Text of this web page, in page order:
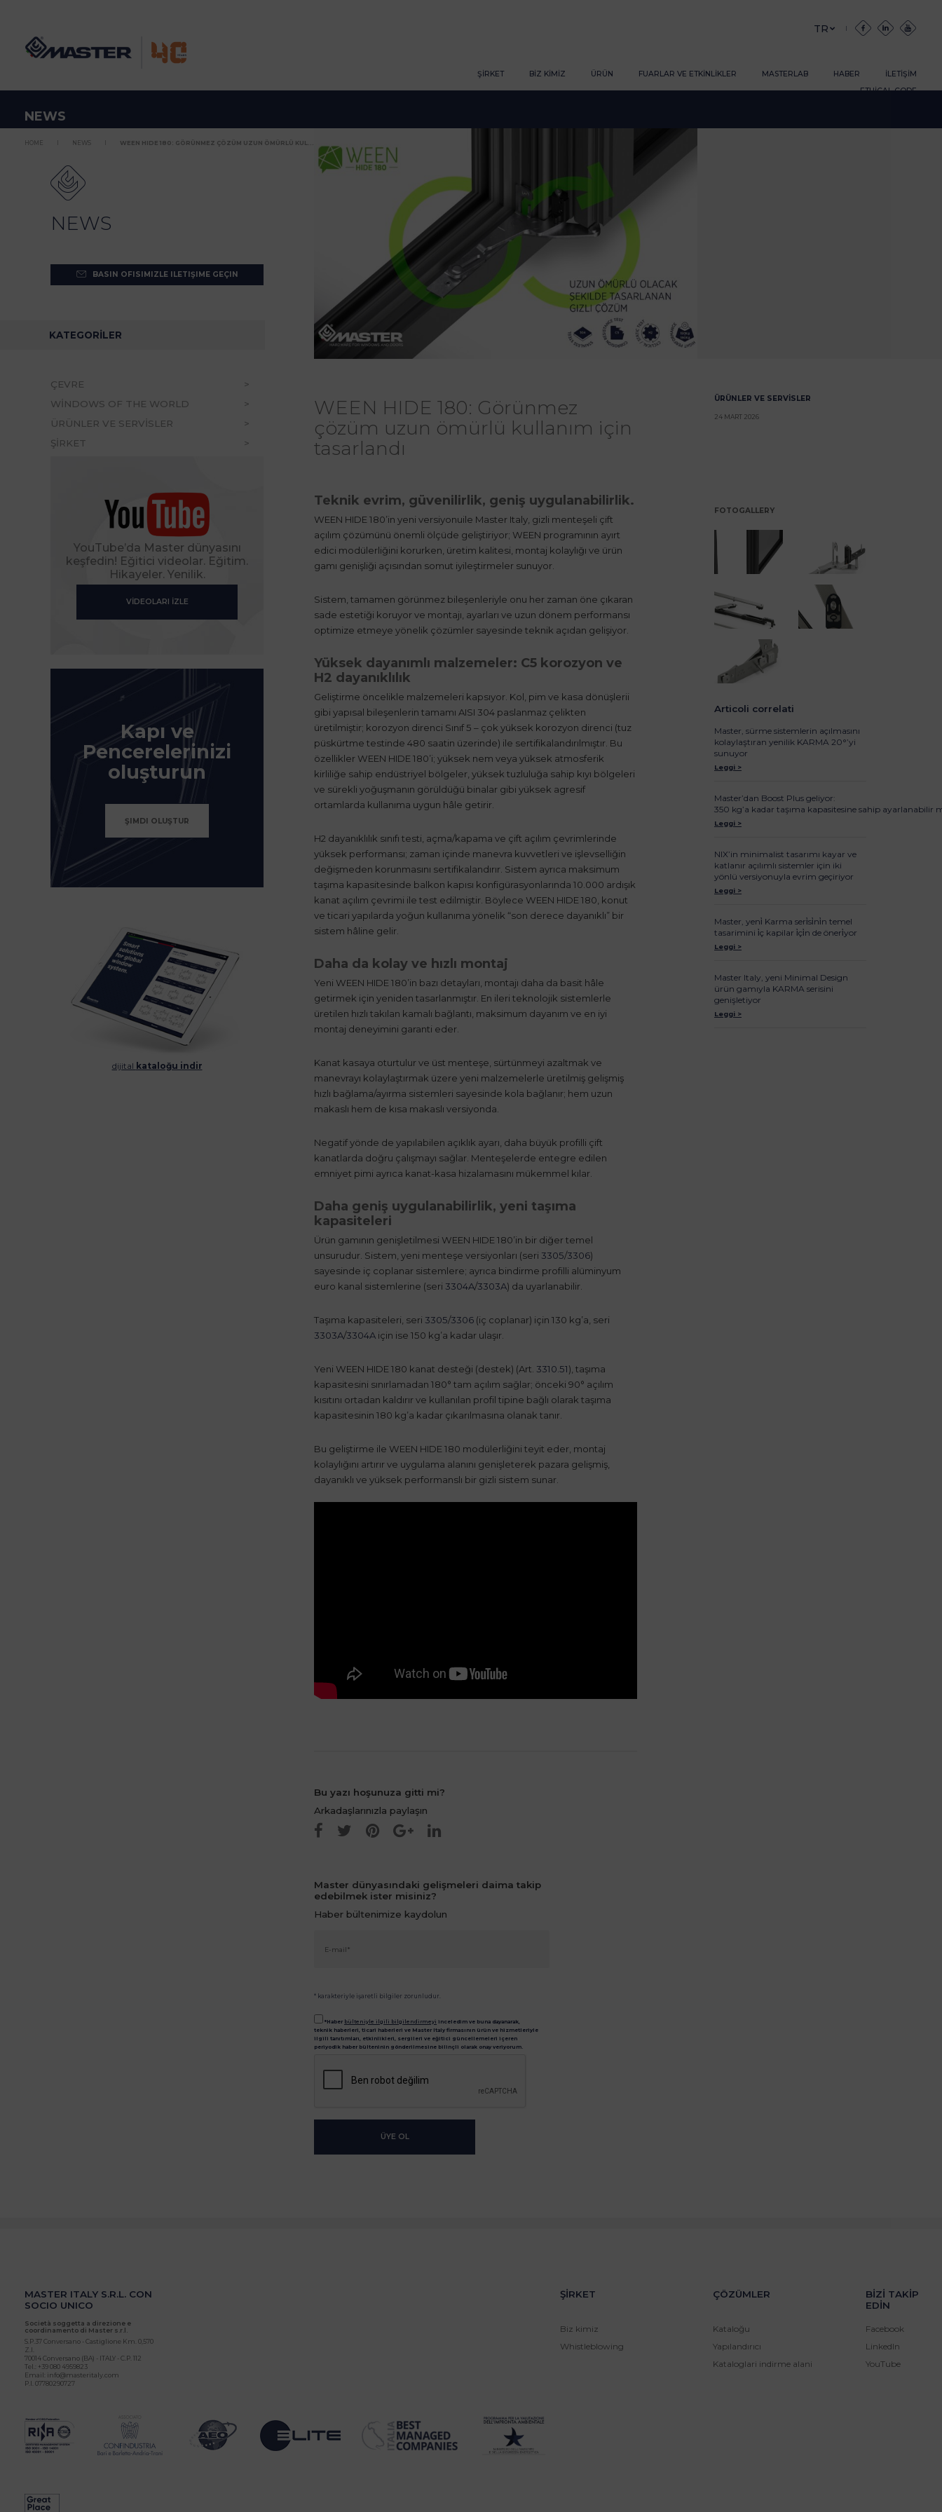
ŞİRKET BIZ KIMIZ ÜRÜN FUARLAR VE ETKINLIKLER MASTERLAB HABER
İLETIŞIM
ETHICAL CODE
TR
NEWS
HOME NEWS WEEN HIDE 180: GÖRÜNMEZ ÇÖZÜM UZUN ÖMÜRLÜ KUL...
NEWS
BASIN OFISIMIZLE ILETIŞIME GEÇIN
KATEGORILER
ÇEVRE
WINDOWS OF THE WORLD
ÜRÜNLER VE SERVISLER
ŞİRKET
YouTube’da Master dünyasını
keşfedin! Eğitici videolar. Eğitim.
Hikayeler. Yenilik.
VIDEOLARI IZLE
Kapı ve
Pencerelerinizi
oluşturun
ŞIMDI OLUŞTUR
dijital kataloğu indir
WEEN HIDE 180: Görünmez
çözüm uzun ömürlü kullanım için
tasarlandı
Teknik evrim, güvenilirlik, geniş uygulanabilirlik.
WEEN HIDE 180’in yeni versiyonuile Master Italy, gizli menteşeli çift
açılım çözümünü önemli ölçüde geliştiriyor; WEEN programının ayırt
edici modülerliğini korurken, üretim kalitesi, montaj kolaylığı ve ürün
gamı genişliği açısından somut iyileştirmeler sunuyor.
Sistem, tamamen görünmez bileşenleriyle onu her zaman öne çıkaran
sade estetiği koruyor ve montajı, ayarları ve uzun dönem performansı
optimize etmeye yönelik çözümler sayesinde teknik açıdan gelişiyor.
Yüksek dayanımlı malzemeler: C5 korozyon ve
H2 dayanıklılık
Geliştirme öncelikle malzemeleri kapsıyor. Kol, pim ve kasa dönüşlerii
gibi yapısal bileşenlerin tamamı AISI 304 paslanmaz çelikten
üretilmiştir; korozyon direnci Sınıf 5 – çok yüksek korozyon direnci (tuz
püskürtme testinde 480 saatin üzerinde) ile sertifikalandırılmıştır. Bu
özellikler WEEN HIDE 180’i; yüksek nem veya yüksek atmosferik
kirliliğe sahip endüstriyel bölgeler, yüksek tuzluluğa sahip kıyı bölgeleri
ve sürekli yoğuşmanın görüldüğü binalar gibi yüksek agresif
ortamlarda kullanıma uygun hâle getirir.
H2 dayanıklılık sınıfı testi, açma/kapama ve çift açılım çevrimlerinde
yüksek performansı; zaman içinde manevra kuvvetleri ve işlevselliğin
değişmeden korunmasını sertifikalandırır. Sistem ayrıca maksimum
taşıma kapasitesinde balkon kapısı konfigürasyonlarında 10.000 ardışık
kanat açılım çevrimi ile test edilmiştir. Böylece WEEN HIDE 180, konut
ve ticari yapılarda yoğun kullanıma yönelik “son derece dayanıklı” bir
sistem hâline gelir.
Daha da kolay ve hızlı montaj
Yeni WEEN HIDE 180’in bazı detayları, montajı daha da basit hâle
getirmek için yeniden tasarlanmıştır. En ileri teknolojik sistemlerle
üretilen hızlı takılan kamalı bağlantı, maksimum dayanım ve en iyi
montaj deneyimini garanti eder.
Kanat kasaya oturtulur ve üst menteşe, sürtünmeyi azaltmak ve
manevrayı kolaylaştırmak üzere yeni malzemelerle üretilmiş gelişmiş
hızlı bağlama/ayırma sistemleri sayesinde kola bağlanır; hem uzun
makaslı hem de kısa makaslı versiyonda.
Negatif yönde de yapılabilen açıklık ayarı, daha büyük profilli çift
kanatlarda doğru çalışmayı sağlar. Menteşelerde entegre edilen
emniyet pimi ayrıca kanat-kasa hizalamasını mükemmel kılar.
Daha geniş uygulanabilirlik, yeni taşıma
kapasiteleri
Ürün gamının genişletilmesi WEEN HIDE 180’in bir diğer temel
unsurudur. Sistem, yeni menteşe versiyonları (seri 3305/3306)
sayesinde iç coplanar sistemlere; ayrıca bindirme profilli alüminyum
euro kanal sistemlerine (seri 3304A/3303A) da uyarlanabilir.
Taşıma kapasiteleri, seri 3305/3306 (iç coplanar) için 130 kg’a, seri
3303A/3304A için ise 150 kg’a kadar ulaşır.
Yeni WEEN HIDE 180 kanat desteği (destek) (Art. 3310.51), taşıma
kapasitesini sınırlamadan 180° tam açılım sağlar; önceki 90° açılım
kısıtını ortadan kaldırır ve kullanılan profil tipine bağlı olarak taşıma
kapasitesinin 180 kg’a kadar çıkarılmasına olanak tanır.
Bu geliştirme ile WEEN HIDE 180 modülerliğini teyit eder, montaj
kolaylığını artırır ve uygulama alanını genişleterek pazara gelişmiş,
dayanıklı ve yüksek performanslı bir gizli sistem sunar.
ÜRÜNLER VE SERVISLER
24 MART 2026
FOTOGALLERY
Articoli correlati
Master, sürme sistemlerin açılmasını
kolaylaştıran yenilik KARMA 20°’yi
sunuyor
Leggi >
Master’dan Boost Plus geliyor:
350 kg’a kadar taşıma kapasitesine sahip ayarlanabilir
Leggi >
NIX’in minimalist tasarımı kayar ve
katlanır açılımlı sistemler için iki
yönlü versiyonuyla evrim geçiriyor
Leggi >
Master, yeni̇ Karma seri̇si̇ni̇n temel
tasarimini i̇ç kapilar i̇çi̇n de öneri̇yor
Leggi >
Master Italy, yeni Minimal Design
ürün gamıyla KARMA serisini
genişletiyor
Leggi >
Bu yazı hoşunuza gitti mi?
Arkadaşlarınızla paylaşın
Master dünyasındaki gelişmeleri daima takip
edebilmek ister misiniz?
Haber bültenimize kaydolun
* karakteriyle işaretli bilgiler zorunludur.
*Haber bülteniyle ilgili bilgilendirmeyi inceledim ve buna dayanarak,
teknik haberleri, ticari haberleri ve Master Italy firmasının ürün ve hizmetleriyle
ilgili tanıtımları, etkinlikleri, sergileri ve eğitici güncellemeleri içeren
periyodik haber bülteninin gönderilmesine bilinçli olarak onay veriyorum.
MASTER ITALY S.R.L. CON
SOCIO UNICO
Società soggetta a direzione e
coordinamento di Master s.r.l.
S.P.37 Conversano - Castiglione Km. 0,570
Z.I.
70014 Conversano (BA) - ITALY - C.P. 112
Tel.: +39 080 4959823
Email: info@masteritaly.com
P.I. 07780290727
ŞİRKET
Biz kimiz
Whistleblowing
ÇÖZÜMLER
Kataloğu
Yapılandırıcı
Kataloglari indirme alani
BIZI TAKIP
EDIN
Facebook
LinkedIn
YouTube